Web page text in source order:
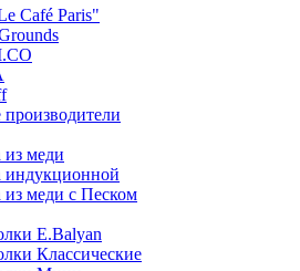
Café Paris"
производители
из меди
индукционной
из меди с Песком
E.Balyan
Классические